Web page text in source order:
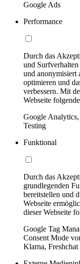
Google Ads
Performance
Durch das
und
und anonymisiert
optimieren und
verbessern. Mit
Webseite
Google
Testing
Funktional
Durch das
grundlegenden
bereitstellen und
Webseite
dieser Webseite
Google Tag
Consent Mode
Klarna, Freshchat